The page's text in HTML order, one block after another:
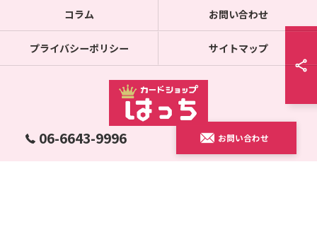
06-6643-9996 お問い合わせ
コラム お問い合わせ
プライバシーポリシー サイトマップ
© 2026 通販のカードショップならカードショップはっち ALL RIGHTS RESERVED.